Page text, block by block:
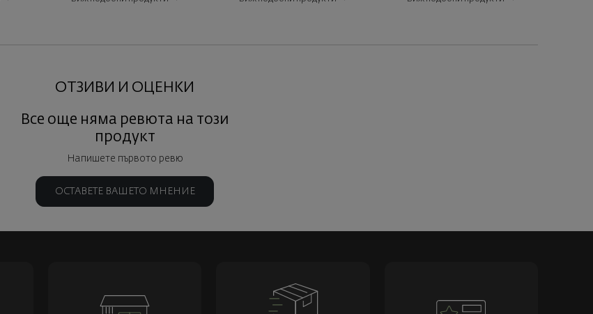
ОТЗИВИ И ОЦЕНКИ
Все още няма ревюта на този
продукт
Напишете първото ревю
ОСТАВЕТЕ ВАШЕТО МНЕНИЕ